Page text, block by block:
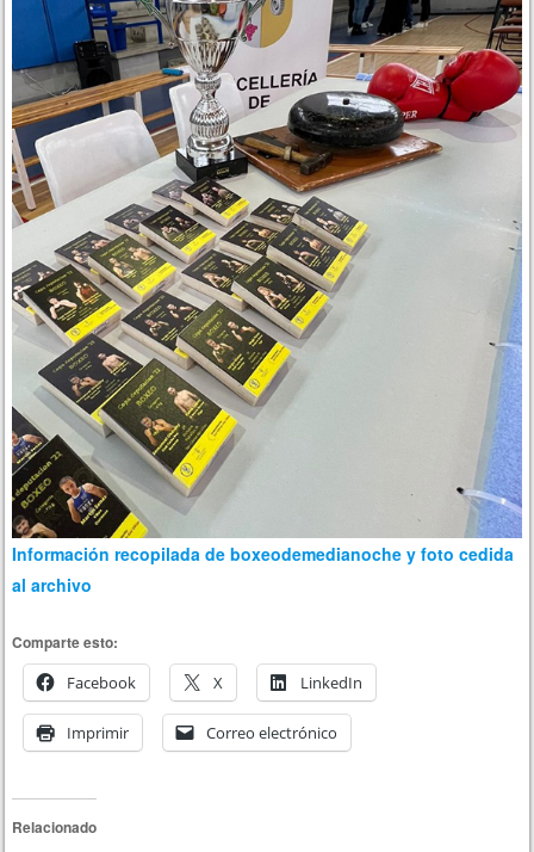
Información recopilada de boxeodemedianoche y foto cedida
al archivo
Comparte esto:
Facebook
X LinkedIn
Imprimir Correo electrónico
Relacionado